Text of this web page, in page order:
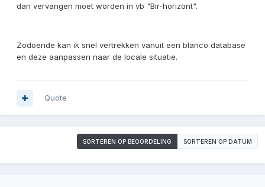
dan vervangen moet worden in vb "Bir-horizont".
Zodoende kan ik snel vertrekken vanuit een blanco database
en deze aanpassen naar de locale situatie.
Quote
SORTEREN OP BEOORDELING SORTEREN OP DATUM